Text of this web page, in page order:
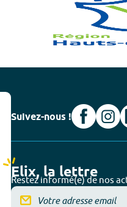
Suivez-nous !
Elix, la lettre
Restez informé(e) de nos